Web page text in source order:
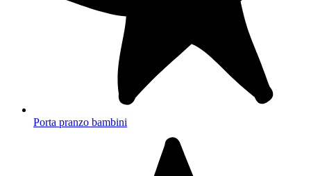
Porta pranzo bambini